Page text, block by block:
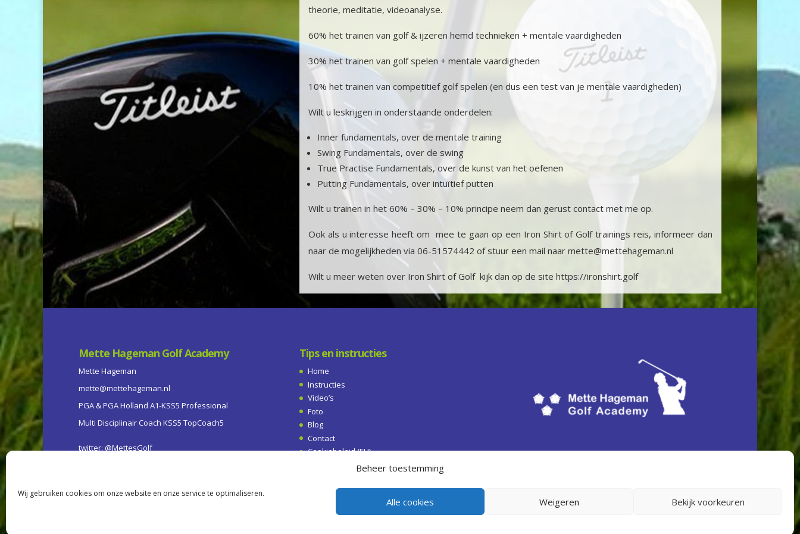
Beheer toestemming
Wij gebruiken cookies om onze website en onze service te optimaliseren.
Alle cookies Weigeren Bekijk voorkeuren
theorie, meditatie, videoanalyse.
60% het trainen van golf & ijzeren hemd technieken + mentale vaardigheden
30% het trainen van golf spelen + mentale vaardigheden
10% het trainen van competitief golf spelen (en dus een test van je mentale vaardigheden)
Wilt u leskrijgen in onderstaande onderdelen:
Inner fundamentals, over de mentale training
Swing Fundamentals, over de swing
True Practise Fundamentals, over de kunst van het oefenen
Putting Fundamentals, over intuïtief putten
Wilt u trainen in het 60% – 30% – 10% principe neem dan gerust contact met me op.
Ook als u interesse heeft om mee te gaan op een Iron Shirt of Golf trainings reis, informeer dan
naar de mogelijkheden via 06-51574442 of stuur een mail naar mette@mettehageman.nl
Wilt u meer weten over Iron Shirt of Golf kijk dan op de site https://ironshirt.golf
Mette Hageman Golf Academy
Mette Hageman
mette@mettehageman.nl
PGA & PGA Holland A1-KSS5 Professional
Multi Disciplinair Coach KSS5 TopCoach5
twitter: @MettesGolf
Tips en instructies
Home
Instructies
Video’s
Foto
Blog
Contact
Cookiebeleid (EU)
Privacy Beleid